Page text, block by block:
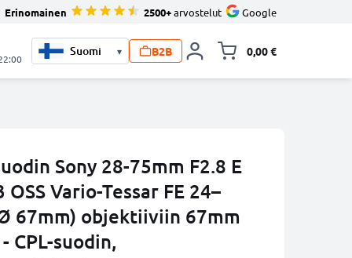
Erinomainen 2500+arvostelut Google
▾ B2B 0,00 €
Sony 28-75mm F2.8 E
Vario-Tessar FE 24–
67mm) objektiiviin 67mm
CPL-suodin,